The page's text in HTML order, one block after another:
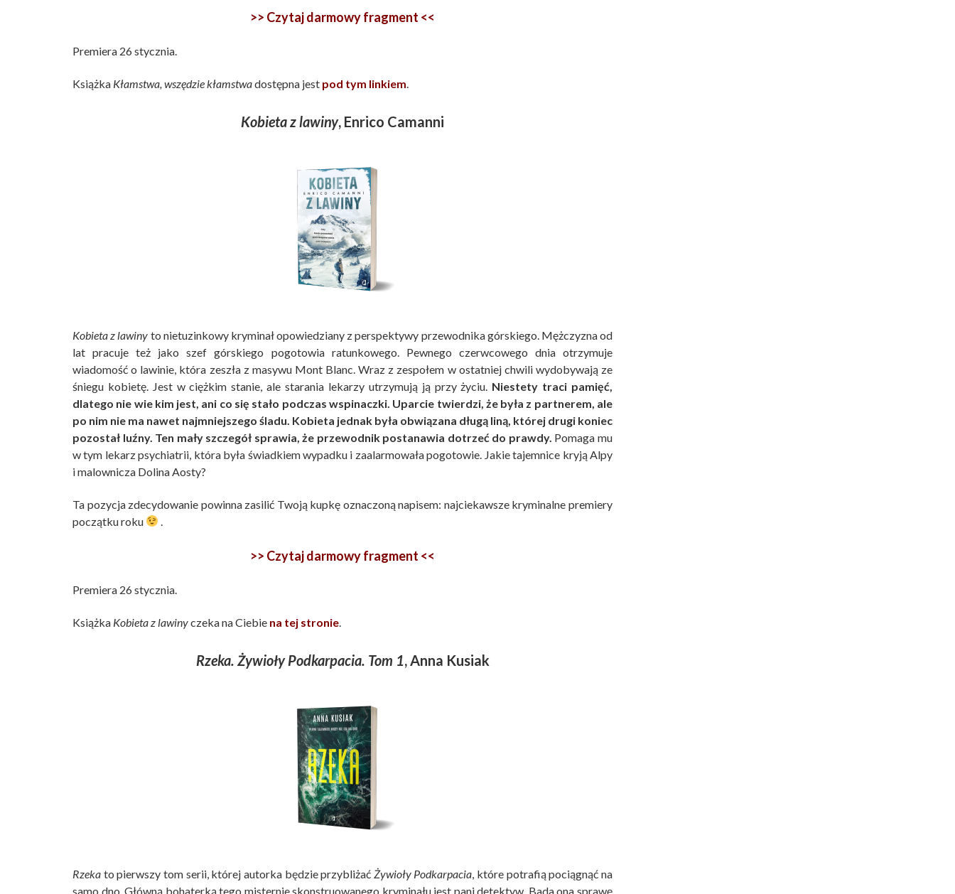
>> Czytaj darmowy fragment <<
Premiera 26 stycznia.
Książka Kłamstwa, wszędzie kłamstwadostępna jest pod tym linkiem.
Kobieta z lawiny, Enrico Camanni
Kobieta z lawiny to nietuzinkowy kryminał opowiedziany z perspektywy przewodnika górskiego. Mężczyzna od
lat pracuje też jako szef górskiego pogotowia ratunkowego. Pewnego czerwcowego dnia otrzymuje
wiadomość o lawinie, która zeszła z masywu Mont Blanc. Wraz z zespołem w ostatniej chwili wydobywają ze
śniegu kobietę. Jest w ciężkim stanie, ale starania lekarzy utrzymują ją przy życiu. Niestety traci pamięć,
dlatego nie wie kim jest, ani co się stało podczas wspinaczki. Uparcie twierdzi, że była z partnerem, ale
po nim nie ma nawet najmniejszego śladu. Kobieta jednak była obwiązana długą liną, której drugi koniec
pozostał luźny. Ten mały szczegół sprawia, że przewodnik postanawia dotrzeć do prawdy. Pomaga mu
w tym lekarz psychiatrii, która była świadkiem wypadku i zaalarmowała pogotowie. Jakie tajemnice kryją Alpy
i malownicza Dolina Aosty?
Ta pozycja zdecydowanie powinna zasilić Twoją kupkę oznaczoną napisem: najciekawsze kryminalne premiery
początku roku
.
>> Czytaj darmowy fragment <<
Premiera 26 stycznia.
Książka Kobieta z lawinyczeka na Ciebie na tej stronie.
Rzeka. Żywioły Podkarpacia. Tom 1, Anna Kusiak
Rzeka to pierwszy tom serii, której autorka będzie przybliżać Żywioły Podkarpacia, które potrafią pociągnąć na
samo dno. Główną bohaterką tego misternie skonstruowanego kryminału jest pani detektyw. Bada ona sprawę